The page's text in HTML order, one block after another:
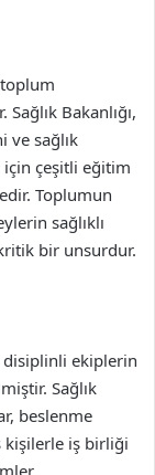
Sağlık Bakanlığı,
ve sağlık
için çeşitli eğitim
Toplumun
sağlıklı
bir unsurdur.
disiplinli ekiplerin
Sağlık
beslenme
kişilerle iş birliği